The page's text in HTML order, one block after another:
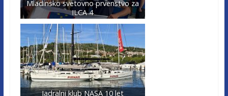
Mladinsko svetovno prvenstvo za
ILCA 4
Jadralni klub NASA 10 let